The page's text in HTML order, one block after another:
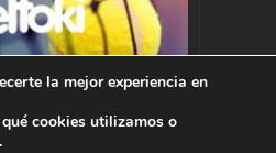
la mejor experiencia en
cookies utilizamos o
.